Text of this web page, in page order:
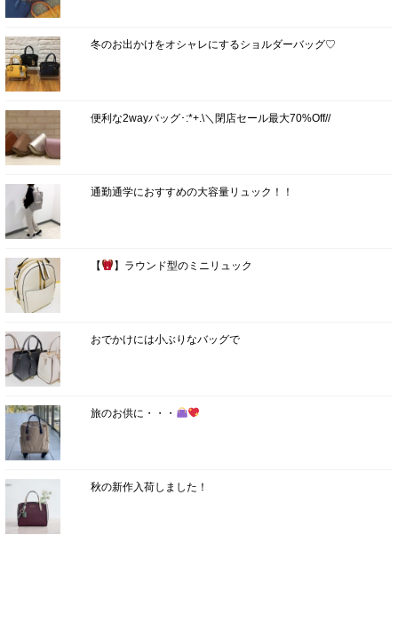
冬のお出かけをオシャレにするショルダーバッグ♡
便利な2wayバッグ･:*+.\＼閉店セール最大70%Off//
通勤通学におすすめの大容量リュック！！
【 】ラウンド型のミニリュック
おでかけには小ぶりなバッグで
旅のお供に・・・
秋の新作入荷しました！